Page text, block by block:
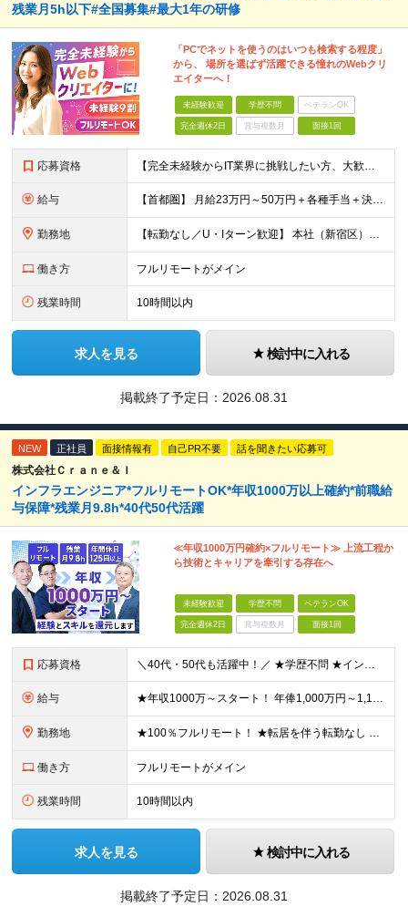
残業月5h以下#全国募集#最大1年の研修
「PCでネットを使うのはいつも検索する程度」
から、 場所を選ばず活躍できる憧れのWebクリ
エイターへ！
未経験歓迎 学歴不問 ベテランOK
完全週休2日 賞与複数月 面接1回
応募資格 【完全未経験からIT業界に挑戦したい方、大歓迎！】 ●応募年齢制限：34歳まで（若年層の長期キャリア形成を図るため） ★学歴不問・転職回数不問 ★第二新卒・社会人デビューOK 【こんな方を求めていま
給与 【首都圏】 月給23万円～50万円＋各種手当＋決算賞与 【大阪】 月給22万円～50万円＋各種手当＋決算賞与 【愛知】 月給21.5万円～50万円＋各種手当＋決算賞与 【福岡・宮城】 月給20万
勤務地 【転勤なし／U・Iターン歓迎】 本社（新宿区）、大阪支店、名古屋支店または東京都・神奈川県・千葉県・埼玉県・愛知県・大阪府・福岡県をはじめ、全国のプロジェクト先 ※ご希望を最大限考慮して配属先を決定
働き方 フルリモートがメイン
残業時間 10時間以内
求人を見る 検討中に入れる
掲載終了予定日： 2026.08.31
NEW 正社員 面接情報有 自己PR不要 話を聞きたい応募可
株式会社Ｃｒａｎｅ＆Ｉ
インフラエンジニア*フルリモートOK*年収1000万以上確約*前職給
与保障*残業月9.8h*40代50代活躍
≪年収1000万円確約×フルリモート≫ 上流工程か
ら技術とキャリアを牽引する存在へ
未経験歓迎 学歴不問 ベテランOK
完全週休2日 賞与複数月 面接1回
応募資格 ＼40代・50代も活躍中！／ ★学歴不問 ★インフラエンジニアの経験を5年以上お持ちの方 ≪こんな方にピッタリです！≫ ◎自身の市場価値を正当に評価してほしい ◎今より年収をアップさせたい ◎多彩な
給与 ★年収1000万～スタート！ 年俸1,000万円～1,162万8,000円（12分割） ※経験・スキルを考慮の上決定します ※上記金額には固定残業代（月30h分・158,400円～184,000円
勤務地 ★100％フルリモート！ ★転居を伴う転勤なし 本社またはプロジェクト先にて勤務いただきます！ ※プロジェクト先は一都三県及び23区内がメイン 【本社】 東京都新宿区神楽坂1-2 研究社英語センタ
働き方 フルリモートがメイン
残業時間 10時間以内
求人を見る 検討中に入れる
掲載終了予定日： 2026.08.31